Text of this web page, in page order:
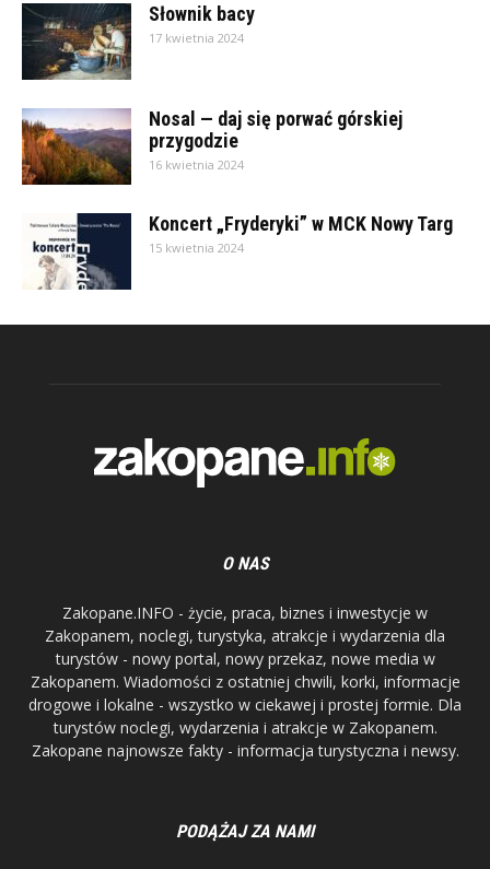
Słownik bacy
17 kwietnia 2024
Nosal — daj się porwać górskiej
przygodzie
16 kwietnia 2024
Koncert „Fryderyki” w MCK Nowy Targ
15 kwietnia 2024
O NAS
Zakopane.INFO - życie, praca, biznes i inwestycje w
Zakopanem, noclegi, turystyka, atrakcje i wydarzenia dla
turystów - nowy portal, nowy przekaz, nowe media w
Zakopanem. Wiadomości z ostatniej chwili, korki, informacje
drogowe i lokalne - wszystko w ciekawej i prostej formie. Dla
turystów noclegi, wydarzenia i atrakcje w Zakopanem.
Zakopane najnowsze fakty - informacja turystyczna i newsy.
PODĄŻAJ ZA NAMI